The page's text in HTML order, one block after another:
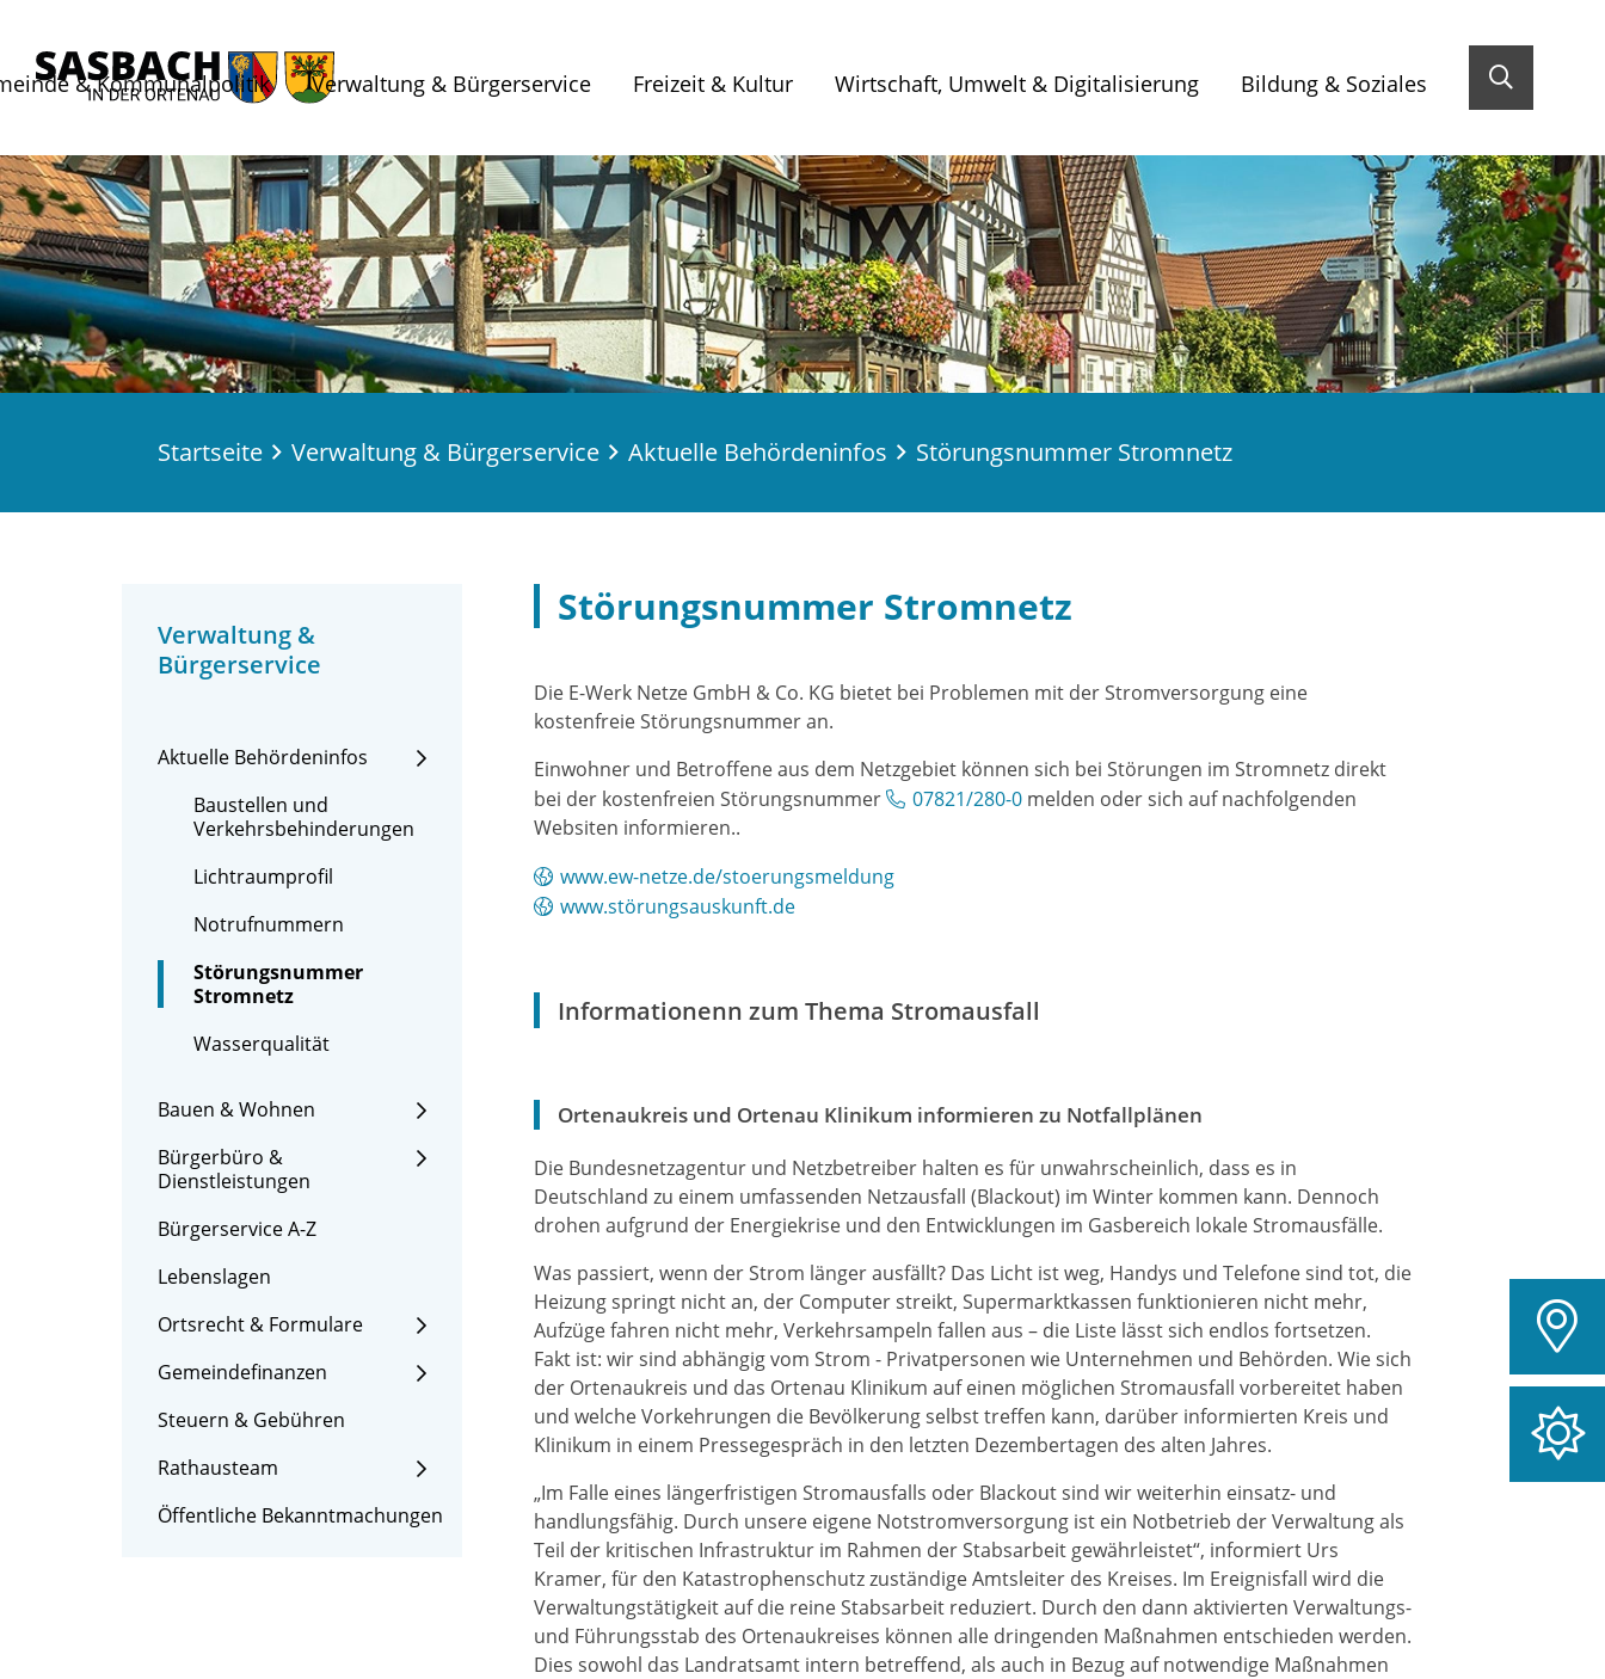
& Kommunalpolitik Verwaltung & Bürgerservice Freizeit & Kultur Wirtschaft, Umwelt & Digitalisierung Bildung & Soziales
Startseite Verwaltung & Bürgerservice Aktuelle Behördeninfos Störungsnummer Stromnetz
Verwaltung &
Bürgerservice
Aktuelle Behördeninfos
Baustellen und
Verkehrsbehinderungen
Lichtraumprofil
Notrufnummern
Störungsnummer
Stromnetz
Wasserqualität
Bauen & Wohnen
Bürgerbüro &
Dienstleistungen
Bürgerservice A-Z
Lebenslagen
Ortsrecht & Formulare
Gemeindefinanzen
Steuern & Gebühren
Rathausteam
Öffentliche Bekanntmachungen
Störungsnummer Stromnetz
Die E-Werk Netze GmbH & Co. KG bietet bei Problemen mit der Stromversorgung eine
kostenfreie Störungsnummer an.
Einwohner und Betroffene aus dem Netzgebiet können sich bei Störungen im Stromnetz direkt
bei der kostenfreien Störungsnummer
07821/280-0 melden oder sich auf nachfolgenden
Websiten informieren..
www.ew-netze.de/stoerungsmeldung
www.störungsauskunft.de
Informationenn zum Thema Stromausfall
Ortenaukreis und Ortenau Klinikum informieren zu Notfallplänen
Die Bundesnetzagentur und Netzbetreiber halten es für unwahrscheinlich, dass es in
Deutschland zu einem umfassenden Netzausfall (Blackout) im Winter kommen kann. Dennoch
drohen aufgrund der Energiekrise und den Entwicklungen im Gasbereich lokale Stromausfälle.
Was passiert, wenn der Strom länger ausfällt? Das Licht ist weg, Handys und Telefone sind tot, die
Heizung springt nicht an, der Computer streikt, Supermarktkassen funktionieren nicht mehr,
Aufzüge fahren nicht mehr, Verkehrsampeln fallen aus – die Liste lässt sich endlos fortsetzen.
Fakt ist: wir sind abhängig vom Strom - Privatpersonen wie Unternehmen und Behörden. Wie sich
der Ortenaukreis und das Ortenau Klinikum auf einen möglichen Stromausfall vorbereitet haben
und welche Vorkehrungen die Bevölkerung selbst treffen kann, darüber informierten Kreis und
Klinikum in einem Pressegespräch in den letzten Dezembertagen des alten Jahres.
„Im Falle eines längerfristigen Stromausfalls oder Blackout sind wir weiterhin einsatz- und
handlungsfähig. Durch unsere eigene Notstromversorgung ist ein Notbetrieb der Verwaltung als
Teil der kritischen Infrastruktur im Rahmen der Stabsarbeit gewährleistet“, informiert Urs
Kramer, für den Katastrophenschutz zuständige Amtsleiter des Kreises. Im Ereignisfall wird die
Verwaltungstätigkeit auf die reine Stabsarbeit reduziert. Durch den dann aktivierten Verwaltungs-
und Führungsstab des Ortenaukreises können alle dringenden Maßnahmen entschieden werden.
Dies sowohl das Landratsamt intern betreffend, als auch in Bezug auf notwendige Maßnahmen